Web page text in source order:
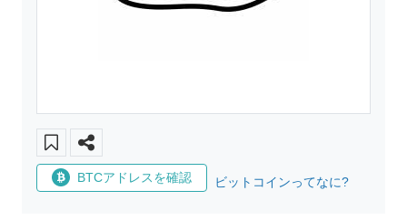
BTCアドレスを確認 ビットコインってなに?